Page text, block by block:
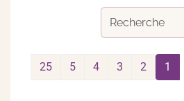
1
2
3
4
5
25